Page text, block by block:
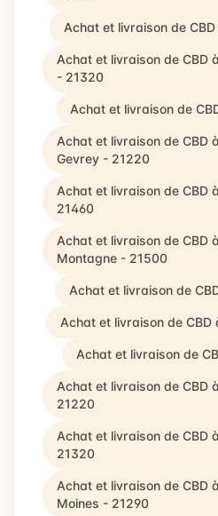
Achat et livraison de
Achat et livraison de CBD
- 21320
Achat et livraison de
Achat et livraison de CBD
Gevrey - 21220
Achat et livraison de CBD
21460
Achat et livraison de CBD
Montagne - 21500
Achat et livraison de
Achat et livraison de
Achat et livraison de
Achat et livraison de CBD
21220
Achat et livraison de CBD
21320
Achat et livraison de CBD
Moines - 21290